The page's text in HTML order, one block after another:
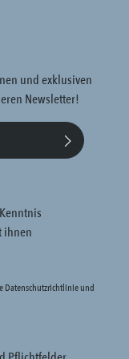
und exklusiven
Newsletter!
ihnen
Datenschutzrichtlinieund